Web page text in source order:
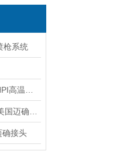
枪系统
确接头